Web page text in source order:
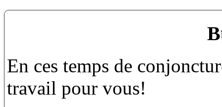
En ces temps de
travail pour vous!